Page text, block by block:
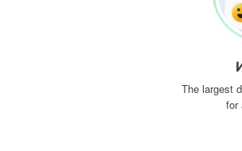
The largest
for